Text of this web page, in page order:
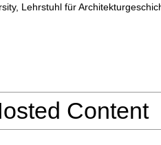
Lehrstuhl für
Content